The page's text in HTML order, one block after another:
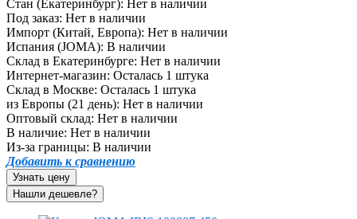
Стан (Екатеринбург): Нет в наличии
Под заказ: Нет в наличии
Импорт (Китай, Европа): Нет в наличии
Испания (JOMA): В наличии
Склад в Екатеринбурге: Нет в наличии
Интернет-магазин: Осталась 1 штука
Склад в Москве: Осталась 1 штука
из Европы (21 день): Нет в наличии
Оптовый склад: Нет в наличии
В наличие: Нет в наличии
Из-за границы: В наличии
Добавить к сравнению
Узнать цену